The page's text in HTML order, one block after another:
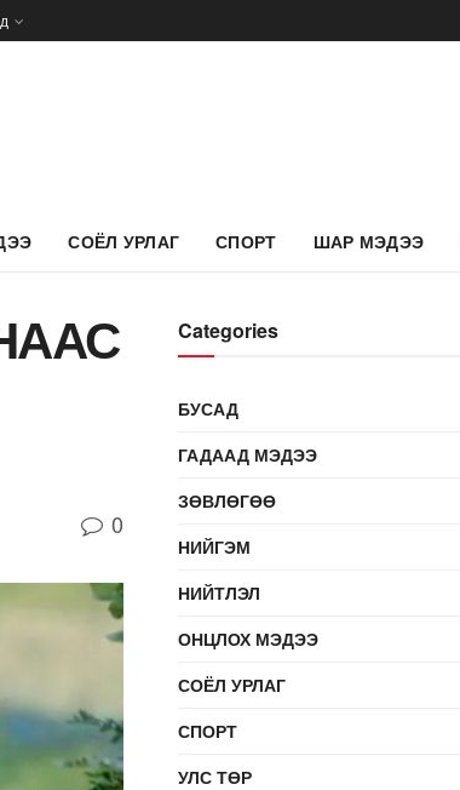
СОЁЛ УРЛАГ СПОРТ ШАР МЭДЭЭ
0
Categories
БУСАД
ГАДААД МЭДЭЭ
ЗӨВЛӨГӨӨ
НИЙГЭМ
НИЙТЛЭЛ
ОНЦЛОХ МЭДЭЭ
СОЁЛ УРЛАГ
СПОРТ
УЛС ТӨР